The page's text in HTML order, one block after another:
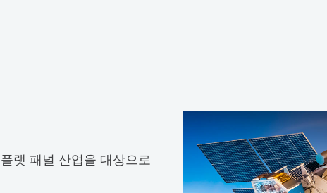
랫 패널 산업을 대상으로